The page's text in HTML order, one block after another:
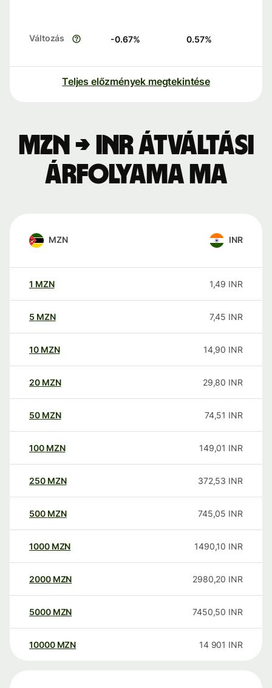
Változás -0.67% 0.57%
Teljes előzmények megtekintése
MZN → INR átváltási
árfolyama ma
MZN INR
1 MZN 1,49 INR
5 MZN 7,45 INR
10 MZN 14,90 INR
20 MZN 29,80 INR
50 MZN 74,51 INR
100 MZN 149,01 INR
250 MZN 372,53 INR
500 MZN 745,05 INR
1000 MZN 1490,10 INR
2000 MZN 2980,20 INR
5000 MZN 7450,50 INR
10000 MZN 14 901 INR